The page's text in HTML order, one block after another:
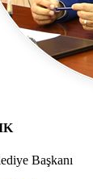
Başkanı